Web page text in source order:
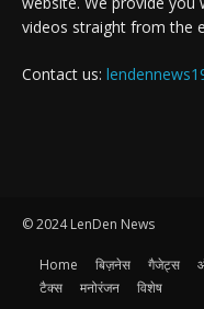
videos straight from the
Contact us:
© 2024 LenDen News
Home बिज़नेस गैजेट्स
टैक्स
मनोरंजन विशेष